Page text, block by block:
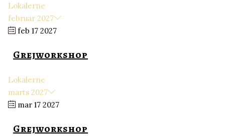
Lokalerne
februar 2027
feb 17 2027
Grejworkshop
Lokalerne
marts 2027
mar 17 2027
Grejworkshop